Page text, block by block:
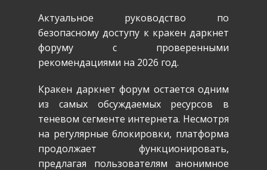
Актуальное руководство по
безопасному доступу к кракен даркнет
форуму с проверенными
рекомендациями на 2026 год.
Кракен даркнет форум остается одним
из самых обсуждаемых ресурсов в
теневом сегменте интернета. Несмотря
на регулярные блокировки, платформа
продолжает функционировать,
предлагая пользователям анонимное